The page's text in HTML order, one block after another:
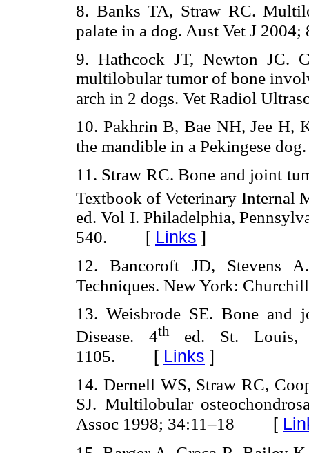
8. Banks TA, Straw RC.
palate in a dog. Aust Vet J 2004;
9. Hathcock JT, Newton JC.
multilobular tumor of bone
arch in 2 dogs. Vet Radiol
10. Pakhrin B, Bae NH, Jee
the mandible in a Pekingese
11. Straw RC. Bone and joint
Textbook of Veterinary Internal
ed. Vol I. Philadelphia,
540. [ Links ]
12. Bancoroft JD, Stevens
Techniques. New York:
13. Weisbrode SE. Bone and
Disease. 4thed. St. Louis,
1105. [ Links ]
14. Dernell WS, Straw RC,
SJ. Multilobular
Assoc 1998; 34:11–18 [